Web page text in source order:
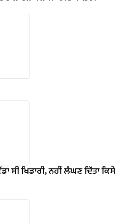
ਸੀ ਖਿਡਾਰੀ, ਨਹੀਂ ਲੰਘਣ ਦਿੱਤਾ ਕਿਸੇ